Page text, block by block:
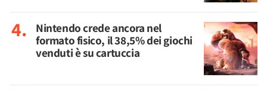
Nintendo crede ancora nel
formato fisico, il 38,5% dei giochi
venduti è su cartuccia